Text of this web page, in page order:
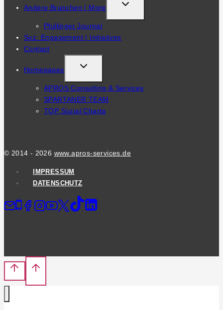
Andere Branchen | More
TOGGLE
CHILD
Pfullinger Journal
Soz. Engagement | Initiatives
Contact
Homepages
TOGGLE
CHILD
APROS Consulting & Services
SPARTANER TEAM
TOP Sozial Charta
© 2014 - 2026 www.apros-services.de
IMPRESSUM
DATENSCHUTZ